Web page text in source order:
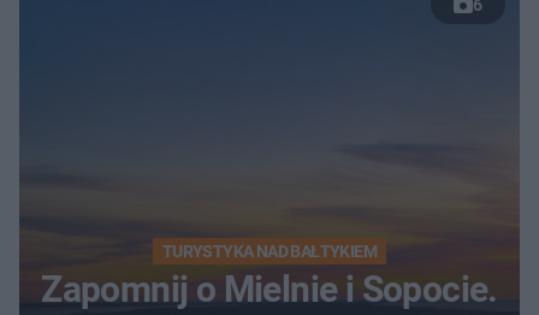
6
TURYSTYKA NAD BAŁTYKIEM
Zapomnij o Mielnie i Sopocie.